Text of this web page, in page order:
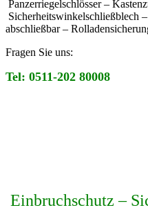
Panzerriegelschlösser –
Sicherheitswinkelschließblech
abschließbar –
Fragen Sie uns:
Tel: 0511-202 80008
Einbruchschutz –